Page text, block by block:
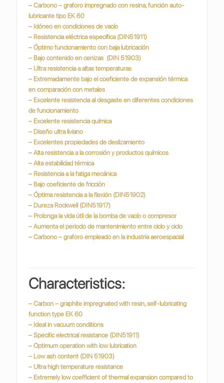
– Carbono – graforo impregnado con resina, función auto-
lubricante tipo EK 60
– Idóneo en condiciones de vacío
– Resistencia eléctrica específica (DIN51911)
– Óptimo funcionamiento con baja lubricación
– Bajo contenido en cenizas (DIN 51903)
– Ultra resistencia a altas temperaturas
– Extremadamente bajo el coeficiente de expansión térmica
en comparación con metales
– Excelente resistencia al desgaste en diferentes condiciones
de funcionamiento
– Excelente resistencia química
– Diseño ultra liviano
– Excelentes propiedades de deslizamiento
– Alta resistencia a la corrosión y productos químicos
– Alta estabilidad térmica
– Resistencia a la fatiga mecánica
– Bajo coeficiente de fricción
– Óptima resistencia a la flexión (DIN51902)
– Dureza Rockwell (DIN51917)
– Prolonga la vida útil de la bomba de vacío o compresor
– Aumenta el periodo de mantenimiento entre ciclo y ciclo
– Carbono – graforo empleado en la industriaaeroespacial
Characteristics:
– Carbon – graphite impregnated with resin, self-lubricating
function type EK 60
– Ideal in vacuum conditions
– Specific electrical resistance (DIN51911)
– Optimum operation with low lubrication
– Low ash content (DIN 51903)
– Ultra high temperature resistance
– Extremely low coefficient of thermal expansion compared to